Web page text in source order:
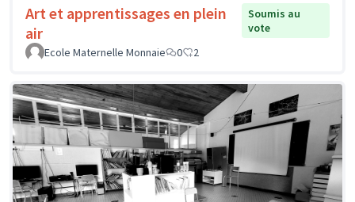
Art et apprentissages en plein
air
Soumis au
vote
Ecole Maternelle Monnaie
0 2